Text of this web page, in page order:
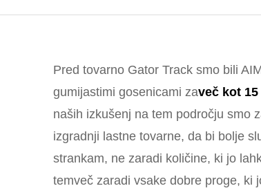
Pred tovarno Gator Track smo bili
gumijastimi gosenicami zaveč kot 15
naših izkušenj na tem področju smo
izgradnji lastne tovarne, da bi bolje
strankam, ne zaradi količine, ki jo
temveč zaradi vsake dobre proge, ki